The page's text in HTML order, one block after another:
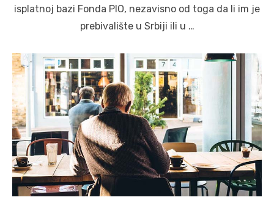
isplatnoj bazi Fonda PIO, nezavisno od toga da li im je
prebivalište u Srbiji ili u …